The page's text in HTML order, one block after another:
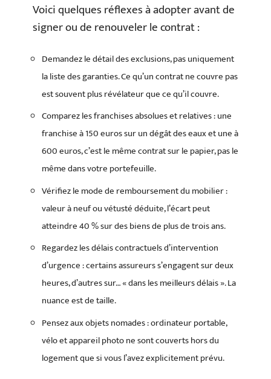
Voici quelques réflexes à adopter avant de
signer ou de renouveler le contrat :
Demandez le détail des exclusions, pas uniquement
la liste des garanties. Ce qu’un contrat ne couvre pas
est souvent plus révélateur que ce qu’il couvre.
Comparez les franchises absolues et relatives : une
franchise à 150 euros sur un dégât des eaux et une à
600 euros, c’est le même contrat sur le papier, pas le
même dans votre portefeuille.
Vérifiez le mode de remboursement du mobilier :
valeur à neuf ou vétusté déduite, l’écart peut
atteindre 40 % sur des biens de plus de trois ans.
Regardez les délais contractuels d’intervention
d’urgence : certains assureurs s’engagent sur deux
heures, d’autres sur… « dans les meilleurs délais ». La
nuance est de taille.
Pensez aux objets nomades : ordinateur portable,
vélo et appareil photo ne sont couverts hors du
logement que si vous l’avez explicitement prévu.